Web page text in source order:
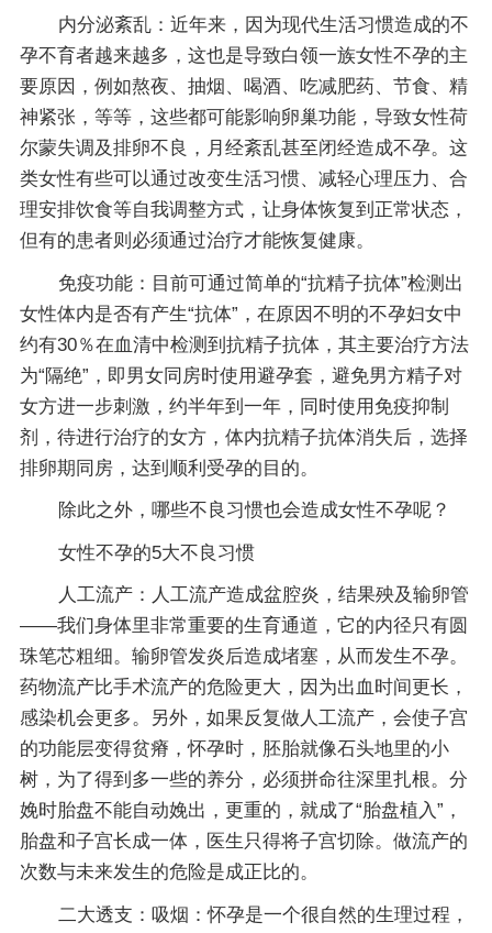
内分泌紊乱：近年来，因为现代生活习惯造成的不
孕不育者越来越多，这也是导致白领一族女性不孕的主
要原因，例如熬夜、抽烟、喝酒、吃减肥药、节食、精
神紧张，等等，这些都可能影响卵巢功能，导致女性荷
尔蒙失调及排卵不良，月经紊乱甚至闭经造成不孕。这
类女性有些可以通过改变生活习惯、减轻心理压力、合
理安排饮食等自我调整方式，让身体恢复到正常状态，
但有的患者则必须通过治疗才能恢复健康。
免疫功能：目前可通过简单的“抗精子抗体”检测出
女性体内是否有产生“抗体”，在原因不明的不孕妇女中
约有30％在血清中检测到抗精子抗体，其主要治疗方法
为“隔绝”，即男女同房时使用避孕套，避免男方精子对
女方进一步刺激，约半年到一年，同时使用免疫抑制
剂，待进行治疗的女方，体内抗精子抗体消失后，选择
排卵期同房，达到顺利受孕的目的。
除此之外，哪些不良习惯也会造成女性不孕呢？
女性不孕的5大不良习惯
人工流产：人工流产造成盆腔炎，结果殃及输卵管
——我们身体里非常重要的生育通道，它的内径只有圆
珠笔芯粗细。输卵管发炎后造成堵塞，从而发生不孕。
药物流产比手术流产的危险更大，因为出血时间更长，
感染机会更多。另外，如果反复做人工流产，会使子宫
的功能层变得贫瘠，怀孕时，胚胎就像石头地里的小
树，为了得到多一些的养分，必须拼命往深里扎根。分
娩时胎盘不能自动娩出，更重的，就成了“胎盘植入”，
胎盘和子宫长成一体，医生只得将子宫切除。做流产的
次数与未来发生的危险是成正比的。
二大透支：吸烟：怀孕是一个很自然的生理过程，